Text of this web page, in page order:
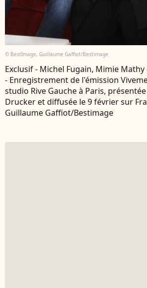
© BestImage, Guillaume Gaffiot/Bestimage
Exclusif - Michel Fugain, Mimie
- Enregistrement de l'émission
studio Rive Gauche à Paris,
Drucker et diffusée le 9 février sur
Guillaume Gaffiot/Bestimage